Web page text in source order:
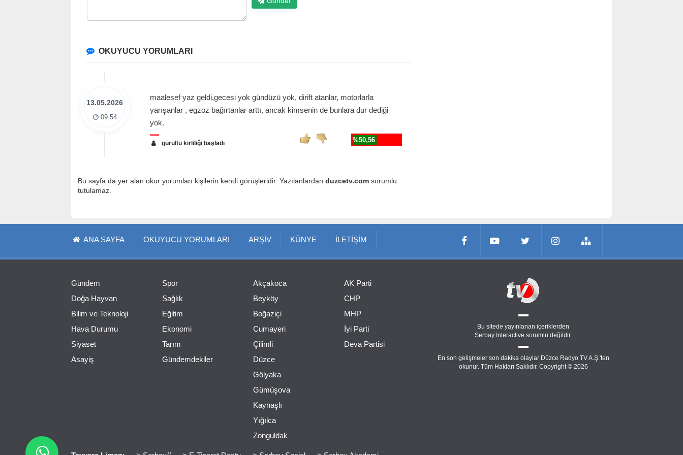
OKUYUCU YORUMLARI
13.05.2026
09:54
maalesef yaz geldi,gecesi yok gündüzü yok, dirift atanlar, motorlarla
yarışanlar , egzoz bağırtanlar arttı, ancak kimsenin de bunlara dur dediği
yok.
%50,56
gürültü kirliliği başladı
Bu sayfa da yer alan okur yorumları kişilerin kendi görüşleridir. Yazılanlardan duzcetv.com sorumlu
tutulamaz.
ANA SAYFA OKUYUCU YORUMLARI ARŞİV KÜNYE İLETİŞİM
Gündem
Doğa Hayvan
Bilim ve Teknoloji
Hava Durumu
Siyaset
Asayiş
Spor
Sağlık
Eğitim
Ekonomi
Tarım
Gündemdekiler
Akçakoca
Beyköy
Boğaziçi
Cumayeri
Çilimli
Düzce
Gölyaka
Gümüşova
Kaynaşlı
Yığılca
Zonguldak
AK Parti
CHP
MHP
İyi Parti
Deva Partisi
Bu sitede yayınlanan içeriklerden
Serbay Interactive sorumlu değildir.
En son gelişmeler son dakika olaylar Düzce Radyo TV A.Ş.'ten
okunur. Tüm Hakları Saklıdır. Copyright © 2026